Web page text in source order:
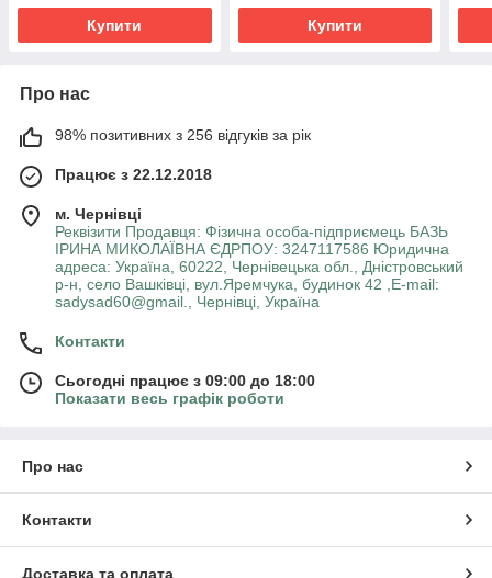
Купити Купити
Про нас
98% позитивних з 256 відгуків за рік
Працює з 22.12.2018
м. Чернівці
Реквізити Продавця: Фізична особа-підприємець БАЗЬ
ІРИНА МИКОЛАЇВНА ЄДРПОУ: 3247117586 Юридична
адреса: Україна, 60222, Чернівецька обл., Дністровський
р-н, село Вашківці, вул.Яремчука, будинок 42 ,E-mail:
sadysad60@gmail., Чернівці, Україна
Контакти
Сьогодні працює з 09:00 до 18:00
Показати весь графік роботи
Про нас
Контакти
Доставка та оплата